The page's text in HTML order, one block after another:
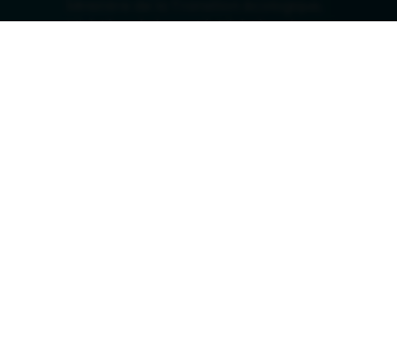
Ministère de la santé, Ministère de